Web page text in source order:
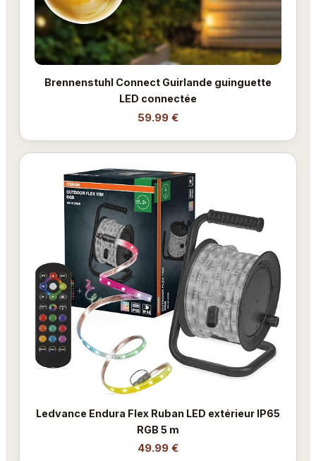
Brennenstuhl Connect Guirlande guinguette
LED connectée
59.99 €
Ledvance Endura Flex Ruban LED extérieur IP65
RGB 5 m
49.99 €